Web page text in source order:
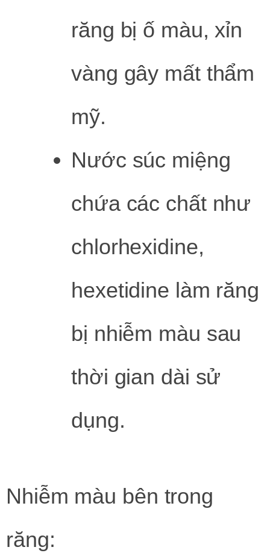
răng bị ố màu, xỉn
vàng gây mất thẩm
mỹ.
Nước súc miệng
chứa các chất như
chlorhexidine,
hexetidine làm răng
bị nhiễm màu sau
thời gian dài sử
dụng.
Nhiễm màu bên trong
răng: